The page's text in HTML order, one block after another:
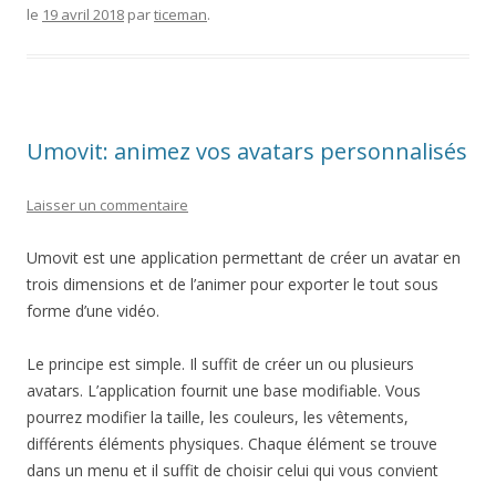
le 19 avril 2018 particeman.
Umovit: animez vos avatars personnalisés
Laisser un commentaire
Umovit est une application permettant de créer un avatar en
trois dimensions et de l’animer pour exporter le tout sous
forme d’une vidéo.
Le principe est simple. Il suffit de créer un ou plusieurs
avatars. L’application fournit une base modifiable. Vous
pourrez modifier la taille, les couleurs, les vêtements,
différents éléments physiques. Chaque élément se trouve
dans un menu et il suffit de choisir celui qui vous convient